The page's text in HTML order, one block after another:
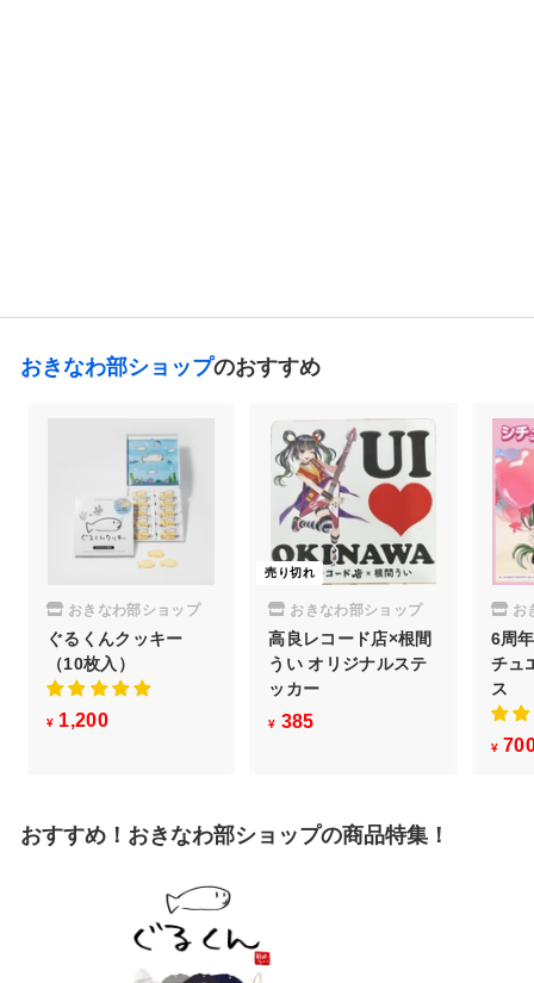
2
0
おきなわ部ショップのおすすめ
おきなわ部ショップ
ぐるくんクッキー
（10枚入）
¥ 1,200
0
売り切れ
おきなわ部ショップ
高良レコード店×根間
うい オリジナルステ
ッカー
¥ 385
お
6周
チュ
ス
¥
おすすめ！おきなわ部ショップの商品特集！